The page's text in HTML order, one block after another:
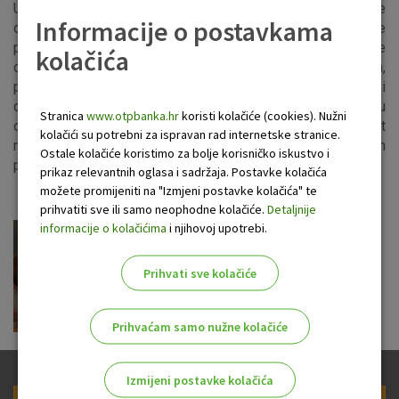
Udruga Cukrići Zadar okuplja djecu Zadarske županije
oboljelu od dijabetesa i njihove roditelje. Osnivanje je
pokrenuto na poticaj roditelja zbog sve većeg broja oboljele
djece, ali i zato da jedni drugima budu od pomoći savjetom,
podrškom, druženjem i razmjenom iskustava. Na Svjetski
dan dijabetesa, 14. studenoga u Superkonzumu u Zadru
organizirali su mjerenje glukoze u krvi te ukazali na važnost
ranog otkrivanja dijabetesa. OTP banka je svojom donacijom
pomogla u organizaciji ovog događaja.
Informacije o postavkama
kolačića
Stranica www.otpbanka.hrkoristi kolačiće (cookies). Nužni
kolačići su potrebni za ispravan rad internetske stranice.
Ostale kolačiće koristimo za bolje korisničko iskustvo i
prikaz relevantnih oglasa i sadržaja. Postavke kolačića
možete promijeniti na "Izmjeni postavke kolačića" te
prihvatiti sve ili samo neophodne kolačiće. Detaljnije
informacije o kolačićima i njihovoj upotrebi.
Prihvati sve kolačiće
Prihvaćam samo nužne kolačiće
Izmijeni postavke kolačića